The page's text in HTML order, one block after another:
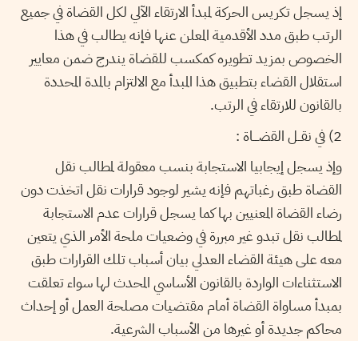
إذ يسجل تكريس الحركة لمبدأ الارتقاء الآلي لكل القضاة في جميع
الرتب طبق مدد الأقدمية المعلن عنها فإنه يطالب في هذا
الخصوص بمزيد تطويره كمكسب للقضاة يندرج ضمن معايير
استقلال القضاء بتطبيق هذا المبدأ مع الالتزام بالمدة المحددة
بالقانون للارتقاء في الرتب.
2) في نقــل القضـــاة :
وإذ يسجل إيجابيا الاستجابة بنسب معقولة لمطالب نقل
القضاة طبق رغباتهم فإنه يشير لوجود قرارات نقل اتخذت دون
رضاء القضاة المعنيين بها كما يسجل قرارات عدم الاستجابة
لمطالب نقل تبدو غير مبررة في وضعيات ملحة الأمر الذي يتعين
معه على هيئة القضاء العدلي بيان أسباب تلك القرارات طبق
الاستثناءات الواردة بالقانون الأساسي المحدث لها سواء تعلقت
بمبدأ مساواة القضاة أمام مقتضيات مصلحة العمل أو إحداث
محاكم جديدة أو غيرها من الأسباب الشرعية.